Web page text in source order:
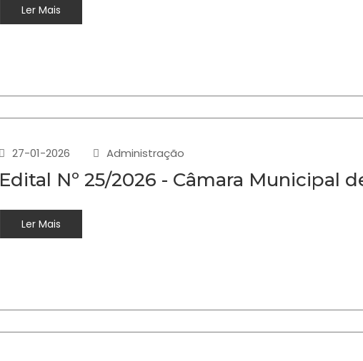
Ler Mais
27-01-2026 Administração
Edital Nº 25/2026 - Câmara Municipal
Ler Mais